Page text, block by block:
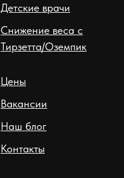
Детские врачи
Снижение веса с
Тирзетта/Оземпик
Цены
Вакансии
Наш блог
Контакты